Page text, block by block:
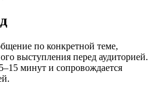
по конкретной теме,
выступления перед аудиторией.
минут и сопровождается